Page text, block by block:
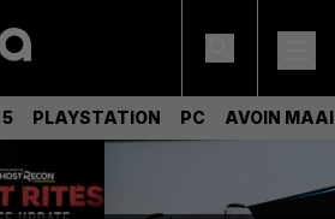
PLAYSTATION PC AVOIN